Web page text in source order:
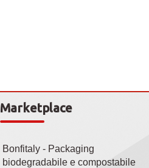
Marketplace
Bonfitaly - Packaging
biodegradabile e compostabile